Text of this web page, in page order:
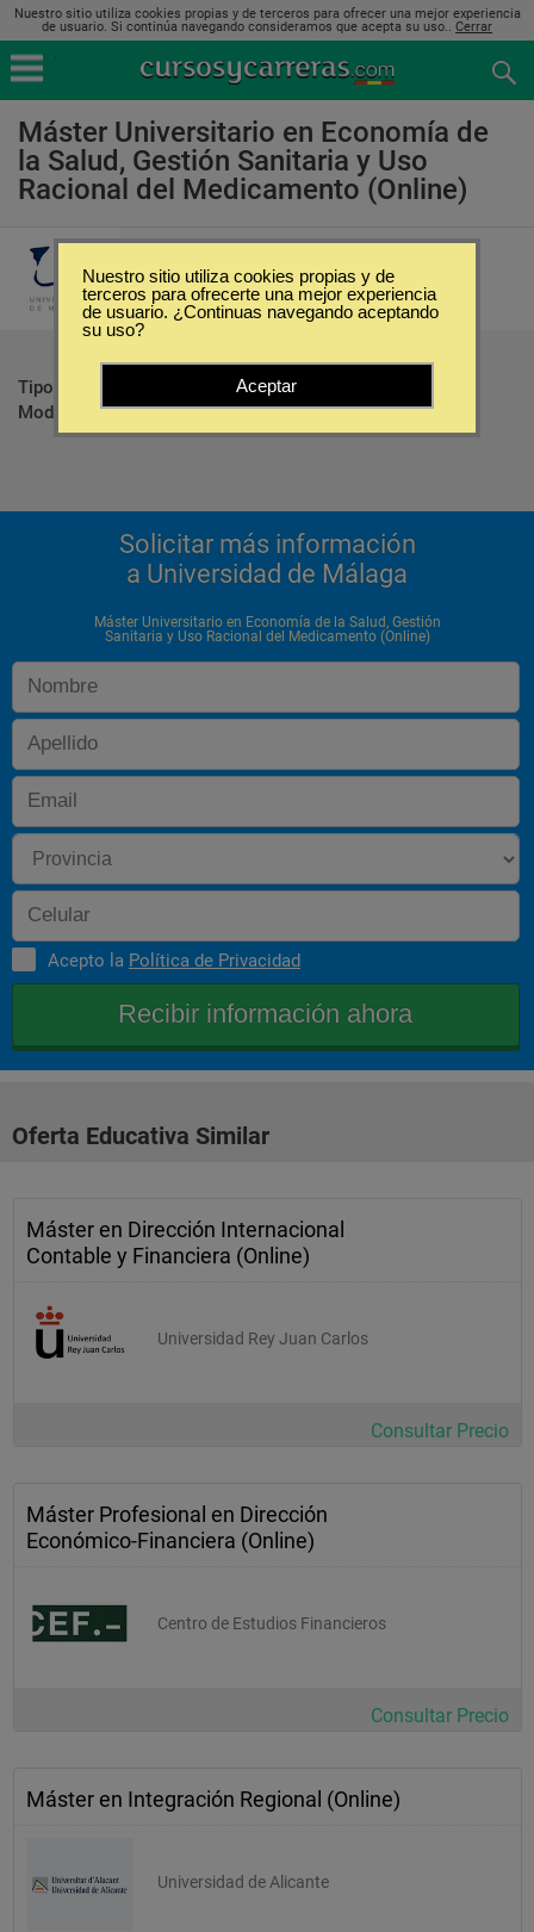
Nuestro sitio utiliza cookies propias y de terceros para ofrecer una mejor experiencia
de usuario. Si continúa navegando consideramos que acepta su uso.. Cerrar
Máster Universitario en Economía de
la Salud, Gestión Sanitaria y Uso
Racional del Medicamento (Online)
Universidad de Málaga
Tipo:
Maestrías
Modalidad:
Online
Solicitar más información
a Universidad de Málaga
Máster Universitario en Economía de la Salud, Gestión
Sanitaria y Uso Racional del Medicamento (Online)
Acepto la Política de Privacidad
Oferta Educativa Similar
Máster en Dirección Internacional
Contable y Financiera (Online)
Universidad Rey Juan Carlos
Consultar Precio
Máster Profesional en Dirección
Económico-Financiera (Online)
Centro de Estudios Financieros
Consultar Precio
Máster en Integración Regional (Online)
Universidad de Alicante
Nuestro sitio utiliza cookies propias y de
terceros para ofrecerte una mejor experiencia
de usuario. ¿Continuas navegando aceptando
su uso?
Aceptar